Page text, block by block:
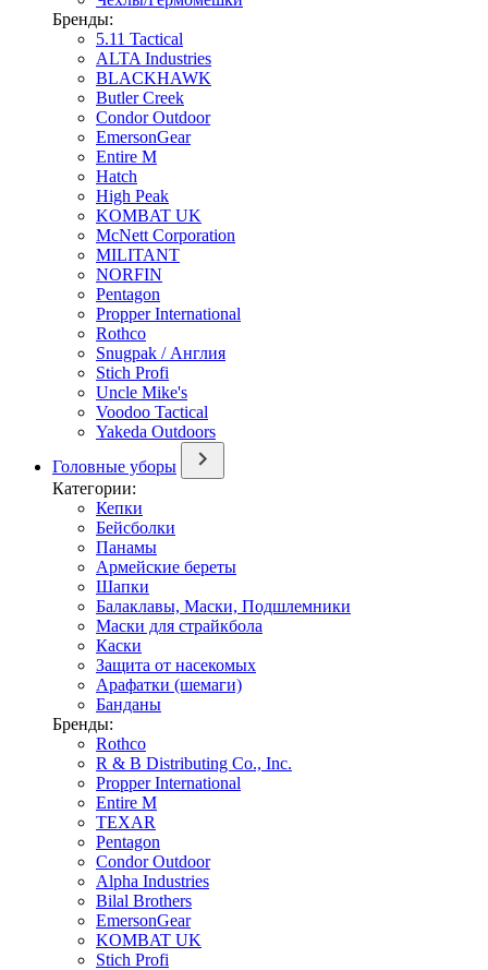
Бренды:
5.11 Tactical
ALTA Industries
BLACKHAWK
Butler Creek
Condor Outdoor
EmersonGear
Entire M
Hatch
High Peak
KOMBAT UK
McNett Corporation
MILITANT
NORFIN
Pentagon
Propper International
Rothco
Snugpak / Англия
Stich Profi
Uncle Mike's
Voodoo Tactical
Yakeda Outdoors
Головные уборы
Категории:
Кепки
Бейсболки
Панамы
Армейские береты
Шапки
Балаклавы, Маски, Подшлемники
Маски для страйкбола
Каски
Защита от насекомых
Арафатки (шемаги)
Банданы
Бренды:
Rothco
R & B Distributing Co., Inc.
Propper International
Entire M
TEXAR
Pentagon
Condor Outdoor
Alpha Industries
Bilal Brothers
EmersonGear
KOMBAT UK
Stich Profi